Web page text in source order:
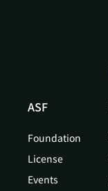
ASF
Foundation
License
Events